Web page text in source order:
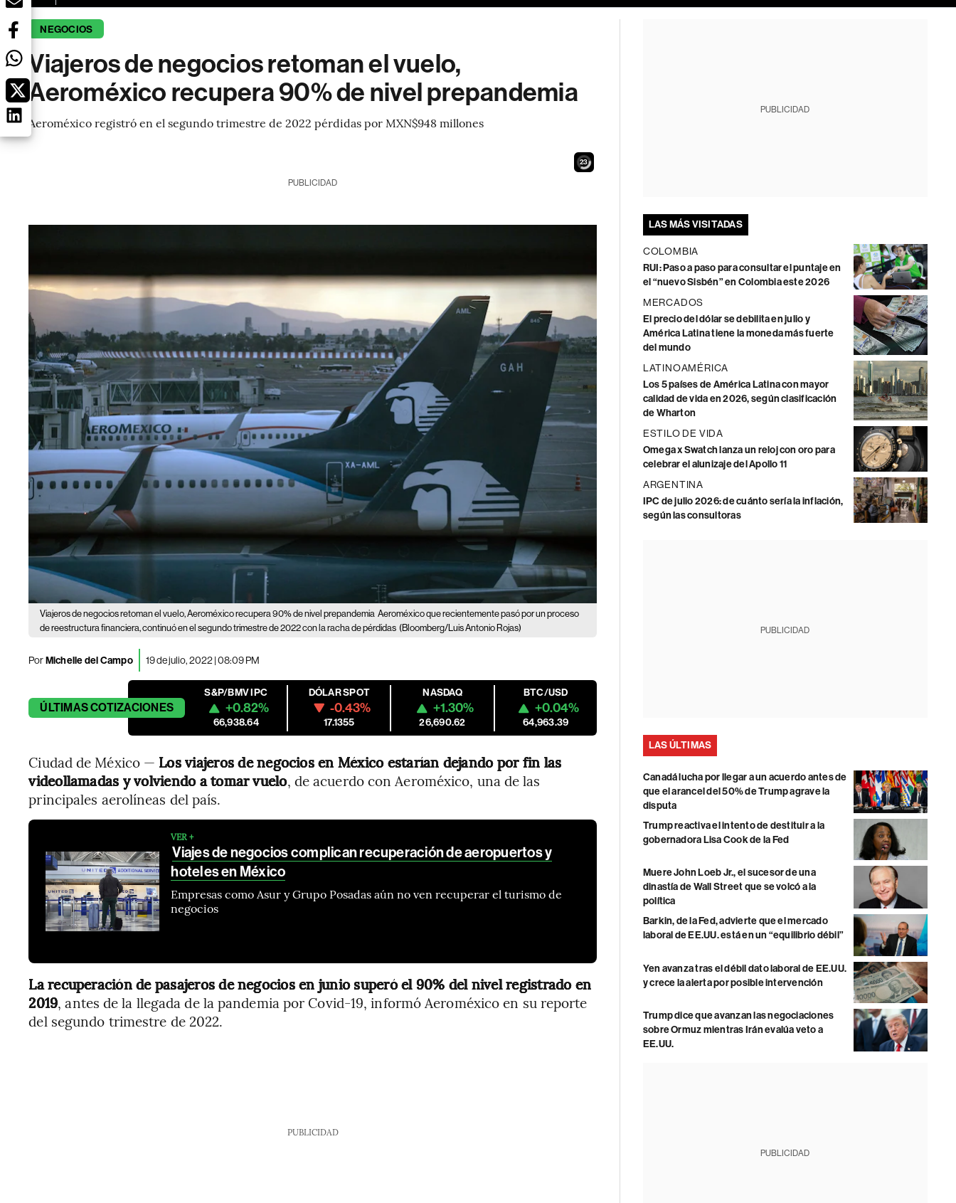
NEGOCIOS
Viajeros de negocios retoman el vuelo,
Aeroméxico recupera 90% de nivel prepandemia
Aeroméxico registró en el segundo trimestre de 2022 pérdidas por MXN$948 millones
22
PUBLICIDAD
Viajeros de negocios retoman el vuelo, Aeroméxico recupera 90% de nivel prepandemia Aeroméxico que recientemente pasó por un proceso
de reestructura financiera, continuó en el segundo trimestre de 2022 con la racha de pérdidas (Bloomberg/Luis Antonio Rojas)
PorMichelle del Campo 19 de julio, 2022 | 08:09 PM
ÚLTIMASCOTIZACIONES
S&P/BMV IPC
+0.82%
66,938.64
DÓLAR SPOT
-0.43%
17.1355
NASDAQ
+1.30%
26,690.62
BTC/USD
+0.04%
64,963.39
Ciudad de México — Los viajeros de negocios en México estarían dejando por fin las
videollamadas y volviendo a tomar vuelo, de acuerdo con Aeroméxico, una de las
principales aerolíneas del país.
VER +
Viajes de negocios complican recuperación de aeropuertos y
hoteles en México
Empresas como Asur y Grupo Posadas aún no ven recuperar el turismo de
negocios
La recuperación de pasajeros de negocios en junio superó el 90% del nivel registrado en
2019, antes de la llegada de la pandemia por Covid-19, informó Aeroméxico en su reporte
del segundo trimestre de 2022.
PUBLICIDAD
PUBLICIDAD
LAS MÁS VISITADAS
COLOMBIA
RUI: Paso a paso para consultar el puntaje en
el “nuevo Sisbén” en Colombia este 2026
MERCADOS
El precio del dólar se debilita en julio y
América Latina tiene la moneda más fuerte
del mundo
LATINOAMÉRICA
Los 5 países de América Latina con mayor
calidad de vida en 2026, según clasificación
de Wharton
ESTILO DE VIDA
Omega x Swatch lanza un reloj con oro para
celebrar el alunizaje del Apollo 11
ARGENTINA
IPC de julio 2026: de cuánto sería la inflación,
según las consultoras
PUBLICIDAD
LAS ÚLTIMAS
Canadá lucha por llegar a un acuerdo antes de
que el arancel del 50% de Trump agrave la
disputa
Trump reactiva el intento de destituir a la
gobernadora Lisa Cook de la Fed
Muere John Loeb Jr., el sucesor de una
dinastía de Wall Street que se volcó a la
política
Barkin, de la Fed, advierte que el mercado
laboral de EE.UU. está en un “equilibrio débil”
Yen avanza tras el débil dato laboral de EE.UU.
y crece la alerta por posible intervención
Trump dice que avanzan las negociaciones
sobre Ormuz mientras Irán evalúa veto a
EE.UU.
PUBLICIDAD